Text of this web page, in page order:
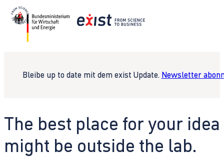
Bleibe up to date mit dem exist Update. Newsletter
The best place for your idea
might be outside the lab.